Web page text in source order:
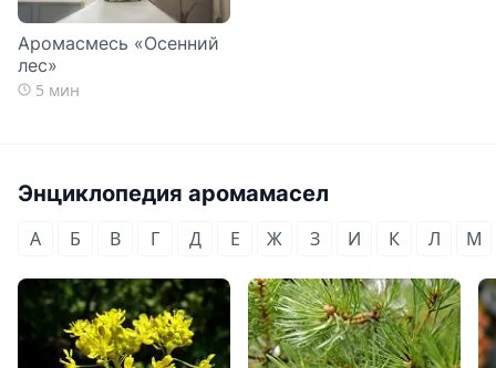
Аромасмесь «Осенний
лес»
5 мин
Энциклопедия аромамасел
А Б В Г Д Е Ж З И К Л М